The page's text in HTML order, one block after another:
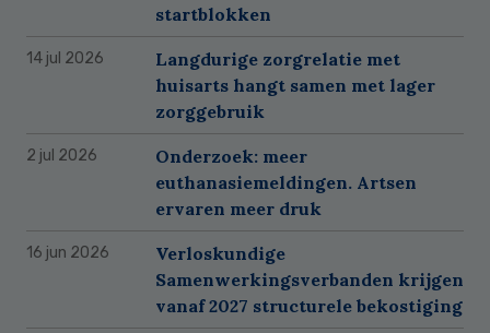
startblokken
14 jul 2026
Langdurige zorgrelatie met
huisarts hangt samen met lager
zorggebruik
2 jul 2026
Onderzoek: meer
euthanasiemeldingen. Artsen
ervaren meer druk
16 jun 2026
Verloskundige
Samenwerkingsverbanden krijgen
vanaf 2027 structurele bekostiging